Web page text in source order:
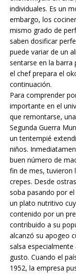
individuales. Es un
embargo, los
mismo grado de
saben dosificar
puede variar de un
sentarse en la barra
el chef prepara el
continuación.
Para comprender
importante en el
que remontarse,
Segunda Guerra
un tentempié
niños.
buen número de
fin de mes, tuvieron
crepes. Desde
soba pasando por
un plato nutritivo
contenido por un
contribuido a su
alcanzó su apogeo
salsa
gusto. Cuando el
1952, la empresa